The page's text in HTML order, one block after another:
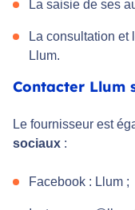
La saisie de ses
La consultation et
Llum.
Contacter Llum
Le fournisseur est
sociaux :
Facebook : Llum ;